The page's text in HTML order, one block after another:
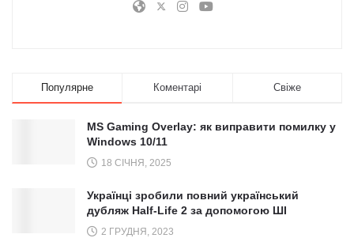
Популярне Коментарі Свіже
MS Gaming Overlay: як виправити помилку у
Windows 10/11
18 СІЧНЯ, 2025
Українці зробили повний український
дубляж Half-Life 2 за допомогою ШІ
2 ГРУДНЯ, 2023